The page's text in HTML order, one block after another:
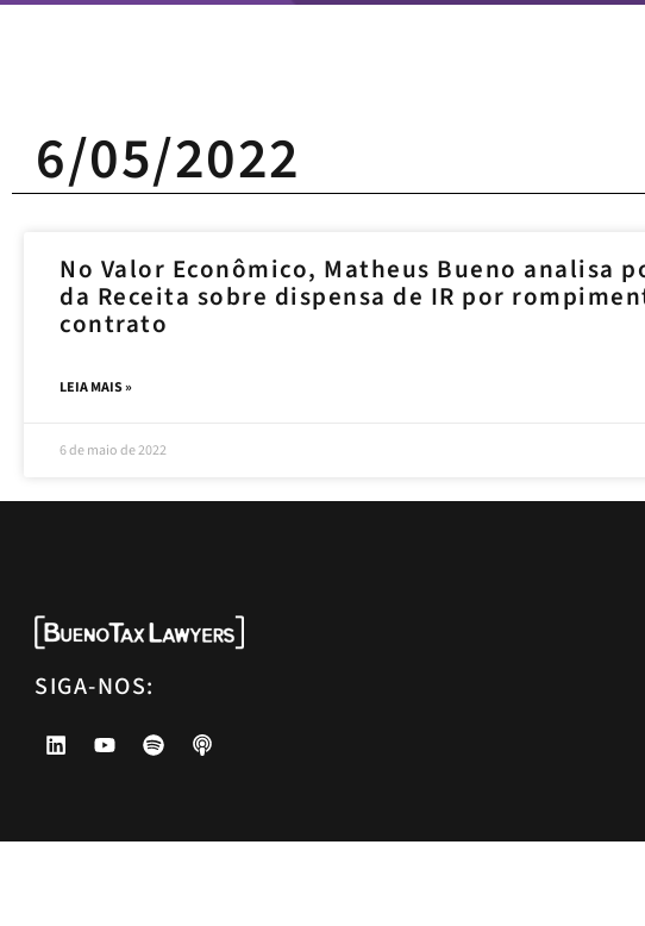
6/05/2022
No Valor Econômico, Matheus Bueno analisa
da Receita sobre dispensa de IR por
contrato
LEIA MAIS »
6 de maio de 2022
SIGA-NOS: